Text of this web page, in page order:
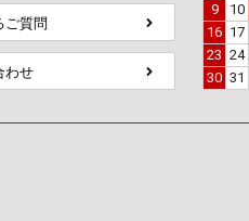
ご質問
わせ
9
10
16 17
23 24
30 31